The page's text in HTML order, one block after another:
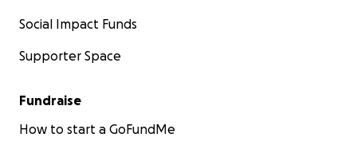
Social Impact Funds
Supporter Space
Fundraise
How to start a GoFundMe